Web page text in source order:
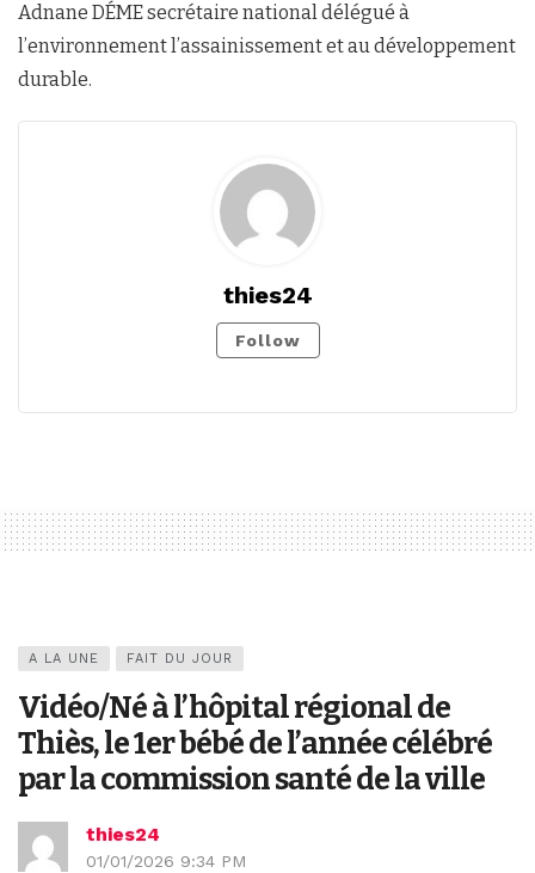
Adnane DÉME secrétaire national délégué à
l’environnement l’assainissement et au développement
durable.
thies24
Follow
A LA UNE FAIT DU JOUR
Vidéo/Né à l’hôpital régional de
Thiès, le 1er bébé de l’année célébré
par la commission santé de la ville
thies24
01/01/2026 9:34 PM